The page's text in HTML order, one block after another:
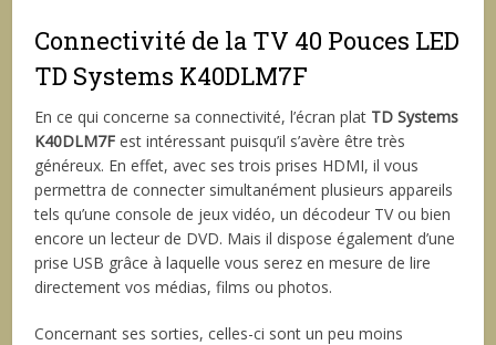
Connectivité de la TV 40 Pouces LED
TD Systems K40DLM7F
En ce qui concerne sa connectivité, l’écran plat TD Systems
K40DLM7F est intéressant puisqu’il s’avère être très
généreux. En effet, avec ses trois prises HDMI, il vous
permettra de connecter simultanément plusieurs appareils
tels qu’une console de jeux vidéo, un décodeur TV ou bien
encore un lecteur de DVD. Mais il dispose également d’une
prise USB grâce à laquelle vous serez en mesure de lire
directement vos médias, films ou photos.
Concernant ses sorties, celles-ci sont un peu moins